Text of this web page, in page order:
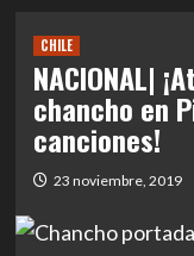
CHILE
NACIONAL|
chancho en
canciones!
23 noviembre, 2019